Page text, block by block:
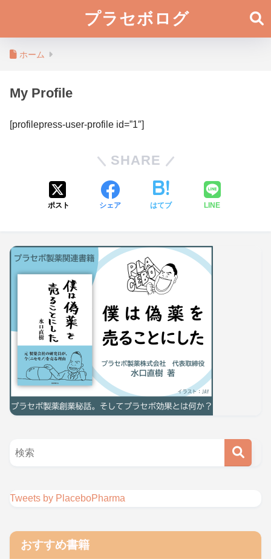
プラセボログ
ホーム
My Profile
[profilepress-user-profile id=”1″]
SHARE
ポスト シェア はてブ LINE
Tweets by PlaceboPharma
おすすめ書籍